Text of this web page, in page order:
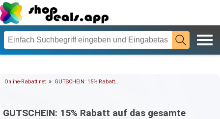
Online-Rabatt.net » GUTSCHEIN: 15% Rabatt…
GUTSCHEIN: 15% Rabatt auf das gesamte